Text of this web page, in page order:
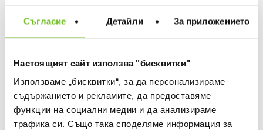
Съгласие Детайли За приложението
Настоящият сайт използва "бисквитки"
Използваме „бисквитки“, за да персонализираме
съдържанието и рекламите, да предоставяме
функции на социални медии и да анализираме
трафика си. Също така споделяме информация за